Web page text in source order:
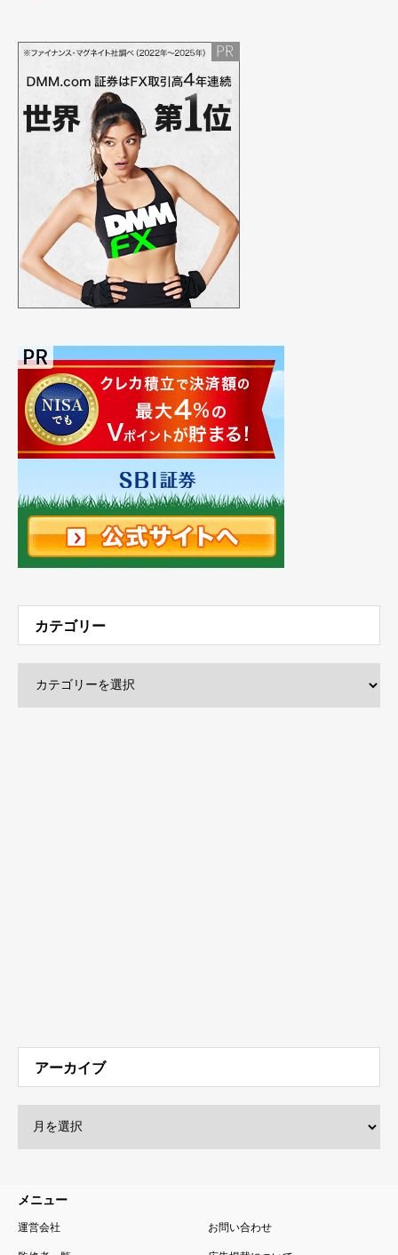
カテゴリー
アーカイブ
メニュー
運営会社 お問い合わせ